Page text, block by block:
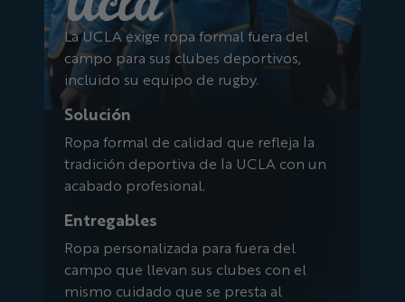
La UCLA exige ropa formal fuera del
campo para sus clubes deportivos,
incluido su equipo de rugby.
Solución
Ropa formal de calidad que refleja la
tradición deportiva de la UCLA con un
acabado profesional.
Entregables
Ropa personalizada para fuera del
campo que llevan sus clubes con el
mismo cuidado que se presta al